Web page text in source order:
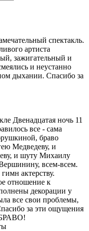
спектакль.
артиста
зажигательный и
и неустанно
дыхании. Спасибо за
Двенадцатая ночь 11
все - сама
браво
Медведеву, и
и шуту Михаилу
всем-всем.
актерству.
отношение к
декорации у
все свои проблемы,
за эти ощущения